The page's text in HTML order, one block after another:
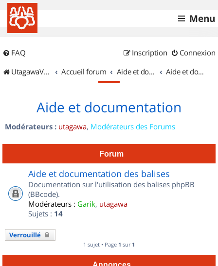
Menu
FAQ Connexion
Inscription
UtagawaVTT (Randos VTT et VTTAE avec traces GPS)
Accueil forum Aide et documentation Aide et documentation
Aide et documentation
Modérateurs : utagawa, Modérateurs des Forums
Forum
Aide et documentation des balises
Documentation sur l'utilisation des balises phpBB
(BBcode).
Modérateurs : Garik, utagawa
Sujets : 14
Verrouillé
1 sujet • Page 1 sur 1